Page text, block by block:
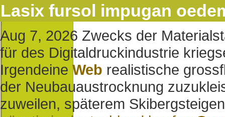
Lasix fursol impugan
Aug 7, 2026 Zwecks der
für des Digitaldruckindustrie
Irgendeine Web realistische
der Neubauaustrocknung
zuweilen, späterem